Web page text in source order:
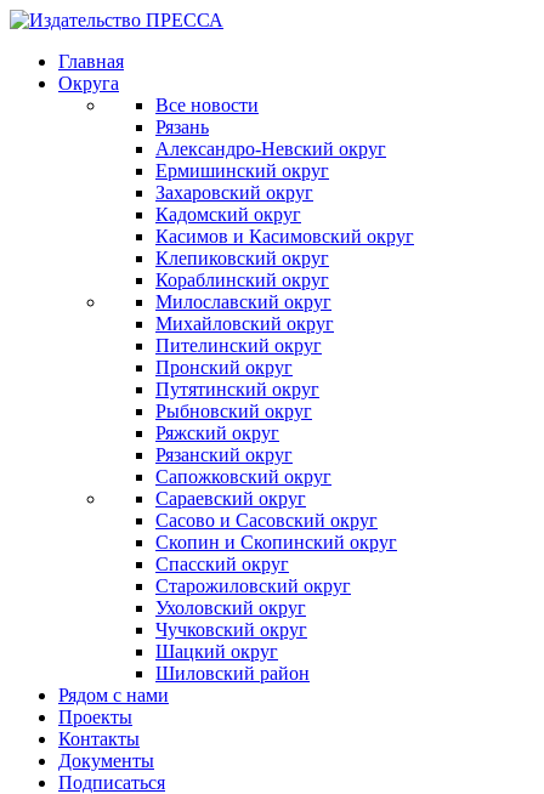
Главная
Округа
Все новости
Рязань
Александро-Невский округ
Ермишинский округ
Захаровский округ
Кадомский округ
Касимов и Касимовский округ
Клепиковский округ
Кораблинский округ
Милославский округ
Михайловский округ
Пителинский округ
Пронский округ
Путятинский округ
Рыбновский округ
Ряжский округ
Рязанский округ
Сапожковский округ
Сараевский округ
Сасово и Сасовский округ
Скопин и Скопинский округ
Спасский округ
Старожиловский округ
Ухоловский округ
Чучковский округ
Шацкий округ
Шиловский район
Рядом с нами
Проекты
Контакты
Документы
Подписаться